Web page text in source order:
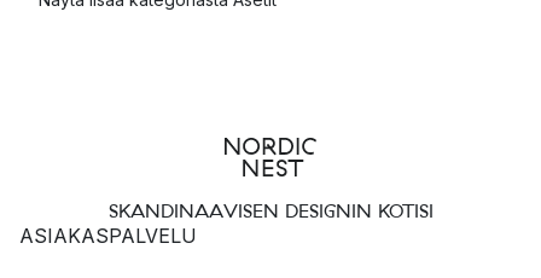
SKANDINAAVISEN DESIGNIN KOTISI
ASIAKASPALVELU